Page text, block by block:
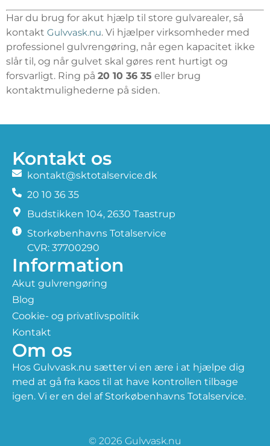
Har du brug for akut hjælp til store gulvarealer, så
kontakt Gulvvask.nu. Vi hjælper virksomheder med
professionel gulvrengøring, når egen kapacitet ikke
slår til, og når gulvet skal gøres rent hurtigt og
forsvarligt. Ring på 20 10 36 35 eller brug
kontaktmulighederne på siden.
Kontakt os
kontakt@sktotalservice.dk
20 10 36 35
​Budstikken 104, 2630 Taastrup
Storkøbenhavns Totalservice
CVR: 37700290
Information
Akut gulvrengøring
Blog
Cookie- og privatlivspolitik
Kontakt
Om os
Hos Gulvvask.nu sætter vi en ære i at hjælpe dig
med at gå fra kaos til at have kontrollen tilbage
igen. Vi er en del af Storkøbenhavns Totalservice.
© 2026 Gulvvask.nu